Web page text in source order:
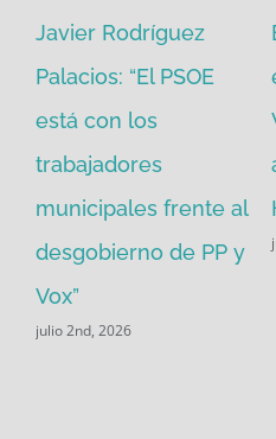
Javier Rodríguez
Palacios: “El PSOE
está con los
trabajadores
municipales frente al
desgobierno de PP y
Vox”
julio 2nd, 2026